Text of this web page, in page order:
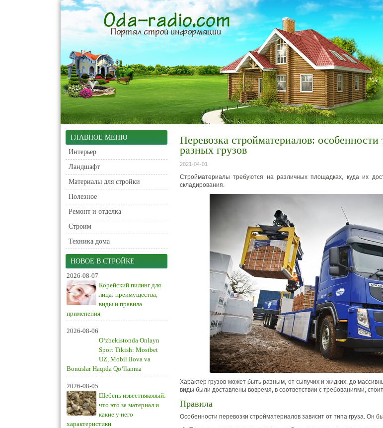
ГЛАВНОЕ МЕНЮ
Интерьер
Ландшафт
Материалы для стройки
Полезное
Ремонт и отделка
Строим
Техника дома
НОВОЕ В СТРОЙКЕ
2026-08-07
Корейский пилинг для
лица: преимущества,
виды и правила
применения
2026-08-06
O‘zbekistonda Onlayn
Sport Tikish: Mostbet
UZ, Mobil Ilova va
Bonuslar Haqida Qo‘llanma
2026-08-05
Щебень известняковый:
что это за материал и
какие у него
характеристики
Перевозка стройматериалов: особенности
разных грузов
2021-04-01
Стройматериалы требуются на различных площадках, куда их
складирования.
Характер грузов может быть разным, от сыпучих и жидких, до
виды были доставлены вовремя, в соответствии с требованиями,
Правила
Особенности перевозки стройматериалов зависит от типа груза. Он